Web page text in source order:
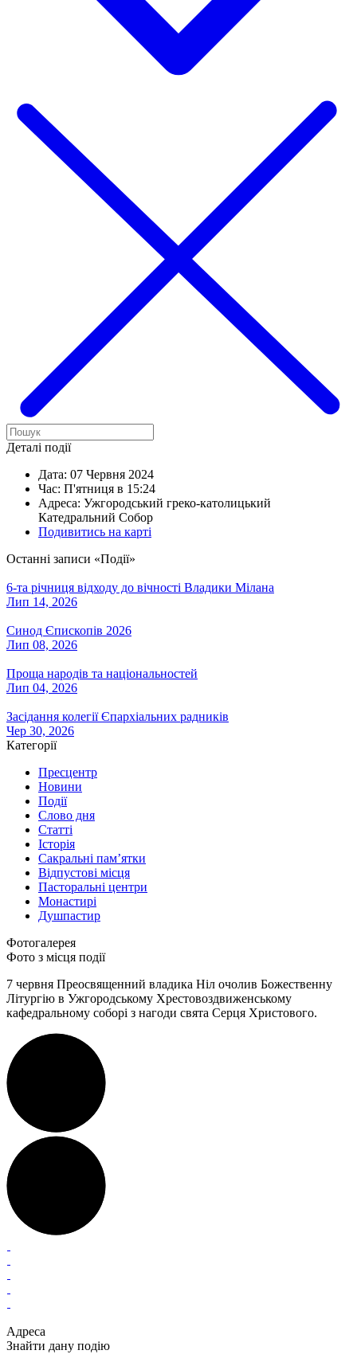
Деталі події
Дата: 07 Червня 2024
Час: П'ятниця в 15:24
Адреса: Ужгородський греко-католицький
Катедральний Собор
Подивитись на карті
Останні записи «Події»
6-та річниця відходу до вічності Владики Мілана
Лип 14, 2026
Синод Єпископів 2026
Лип 08, 2026
Проща народів та національностей
Лип 04, 2026
Засідання колегії Єпархіальних радників
Чер 30, 2026
Категорії
Пресцентр
Новини
Події
Слово дня
Статті
Історія
Сакральні пам’ятки
Відпустові місця
Пасторальні центри
Монастирі
Душпастир
Фотогалерея
Фото з місця події
7 червня Преосвященний владика Ніл очолив Божественну
Літургію в Ужгородському Хрестовоздвиженському
кафедральному соборі з нагоди свята Серця Христового.
Адреса
Знайти дану подію